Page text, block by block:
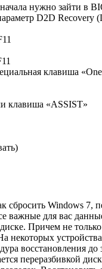
нужно зайти в
D2D Recovery
клавиша
клавиша «ASSIST»
сбросить Windows 7,
важные для вас
Причем не
некоторых
восстановления до
переразбивкой